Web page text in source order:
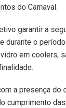
do Carnaval.
garantir a
durante o
em coolers,
a presença do
cumprimento